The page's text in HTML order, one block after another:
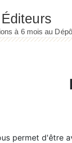
permet d'être